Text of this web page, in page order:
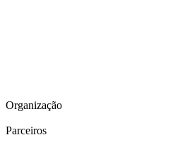
Organização
Parceiros